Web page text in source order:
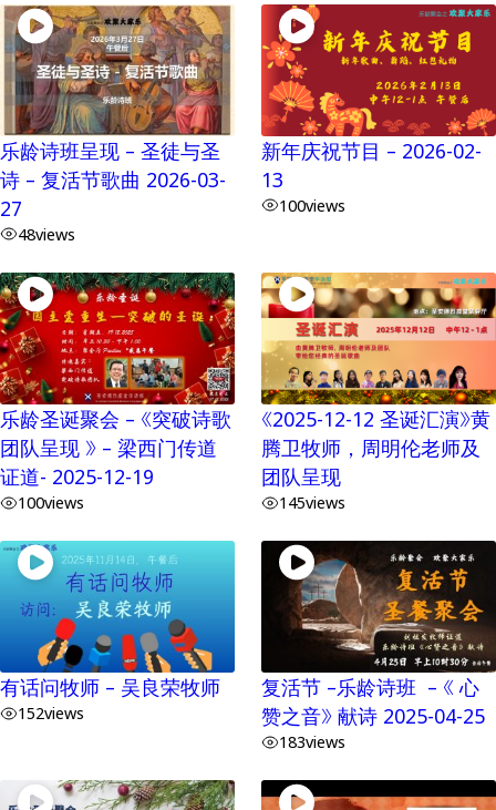
乐龄诗班呈现 – 圣徒与圣
诗 – 复活节歌曲 2026-03-
27
48views
新年庆祝节目 – 2026-02-
13
100views
乐龄圣诞聚会 – 《突破诗歌
团队呈现 》 – 梁西门传道
证道- 2025-12-19
100views
《2025-12-12 圣诞汇演》黄
腾卫牧师，周明伦老师及
团队呈现
145views
有话问牧师 – 吴良荣牧师
152views
复活节 –乐龄诗班 – 《 心
赞之音》 献诗 2025-04-25
183views